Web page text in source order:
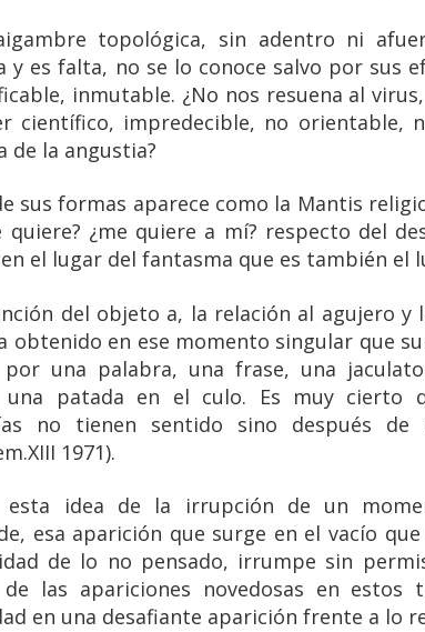
topológica, sin adentro ni
y es falta, no se lo conoce salvo por sus
inmutable. ¿No nos resuena al
científico, impredecible, no orientable,
de la angustia?
sus formas aparece como la Mantis
quiere? ¿me quiere a mí? respecto del
el lugar del fantasma que es también el
del objeto a, la relación al agujero y
obtenido en ese momento singular que
por una palabra, una frase, una
una patada en el culo. Es muy cierto
no tienen sentido sino después de
1971).
esta idea de la irrupción de un
esa aparición que surge en el vacío
de lo no pensado, irrumpe sin
de las apariciones novedosas en
en una desafiante aparición frente a lo